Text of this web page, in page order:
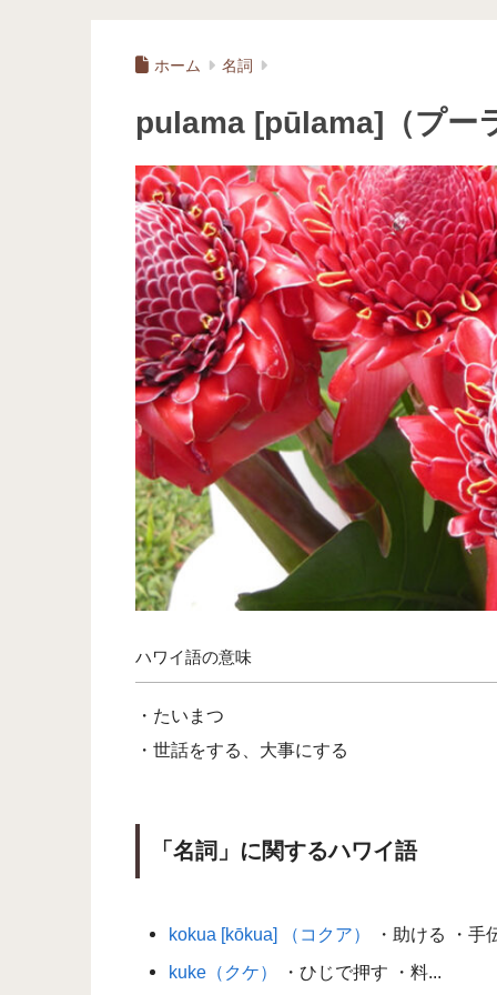
ホーム 名詞
pulama [pūlama]（プー
ハワイ語の意味
・たいまつ
・世話をする、大事にする
「名詞」に関するハワイ語
kokua [kōkua] （コクア）
・助ける ・手
kuke（クケ）
・ひじで押す ・料...